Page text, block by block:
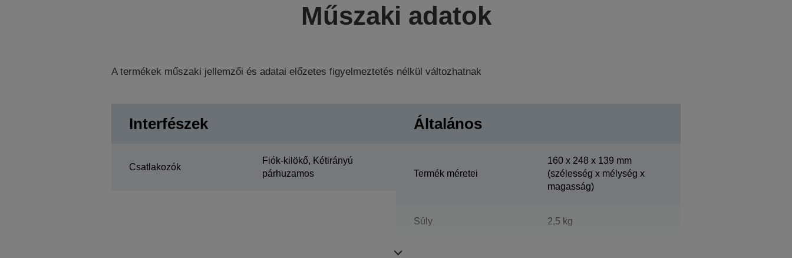
Műszaki adatok
A termékek műszaki jellemzői és adatai előzetes figyelmeztetés nélkül változhatnak
Interfészek
Csatlakozók
Fiók-kilökő, Kétirányú
párhuzamos
Általános
Termék méretei
160‎ x 248 x 139 mm
(szélesség x mélység x
magasság)
Súly 2,5 kg